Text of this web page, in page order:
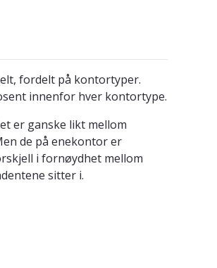
fordelt på kontortyper.
innenfor hver kontortype.
er ganske likt mellom
de på enekontor er
i fornøydhet mellom
sitter i.